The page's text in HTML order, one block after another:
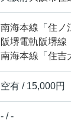
南海本線 「 住ノ
阪堺電軌阪堺線
南海本線 「 住吉
空有 / 15,000円
- / -